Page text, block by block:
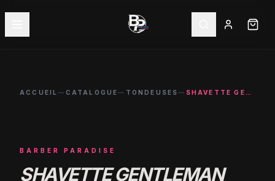
ACCUEIL— CATALOGUE— TONDEUSES— SHAVETTE GENTLEMAN INOX STYLE PARKER – RASOIR BARBER PROFESSIONNEL
BARBER PARADISE
SHAVETTE GENTLEMAN